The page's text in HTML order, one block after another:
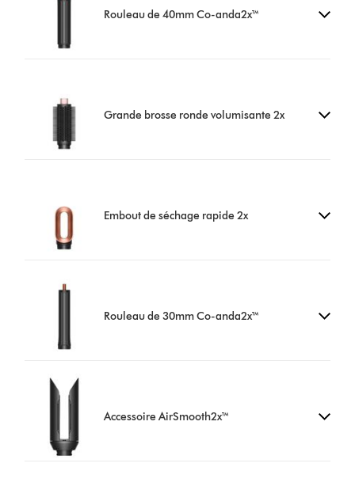
Rouleau de 40mm Co-anda2x™
Grande brosse ronde volumisante 2x
Embout de séchage rapide 2x
Rouleau de 30mm Co-anda2x™
Accessoire AirSmooth2x™